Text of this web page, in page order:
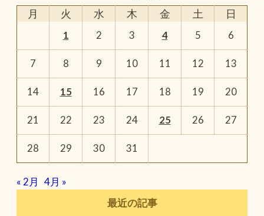
月 火 水 木 金 土 日
1 2 3 4 5 6
7 8 9 10 11 12 13
14 15 16 17 18 19 20
21 22 23 24 25 26 27
28 29 30 31
« 2月 4月 »
最近の記事